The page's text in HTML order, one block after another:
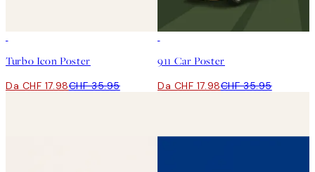
Turbo Icon Poster
Da CHF 17.98CHF 35.95
911 Car Poster
Da CHF 17.98CHF 35.95